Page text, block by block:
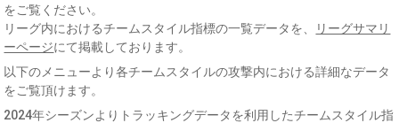
をご覧ください。
リーグ内におけるチームスタイル指標の一覧データを、
リーグサマリ
ーページにて掲載しております。
以下のメニューより各チームスタイルの攻撃内における詳細なデータ
をご覧頂けます。
2024年シーズンよりトラッキングデータを利用したチームスタイル指